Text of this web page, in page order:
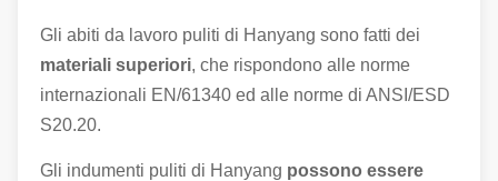
Gli abiti da lavoro puliti di Hanyang sono fatti dei
materiali superiori, che rispondono alle norme
internazionali EN/61340 ed alle norme di ANSI/ESD
S20.20.
Gli indumenti puliti di Hanyang possono essere